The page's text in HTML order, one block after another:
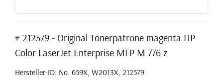
# 212579 - Original Tonerpatrone magenta HP
Color LaserJet Enterprise MFP M 776 z
Hersteller-ID: No. 659X, W2013X, 212579